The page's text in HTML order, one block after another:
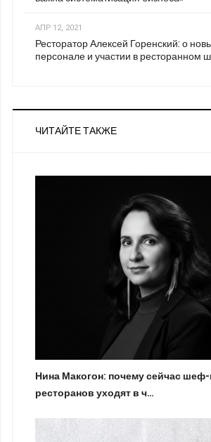
АПР 12, 2021
Ресторатор Алексей Горенский: о
персонале и участии в ресторанном
ЧИТАЙТЕ ТАКЖЕ
Нина Макогон: почему сейчас
ресторанов уходят в ч…